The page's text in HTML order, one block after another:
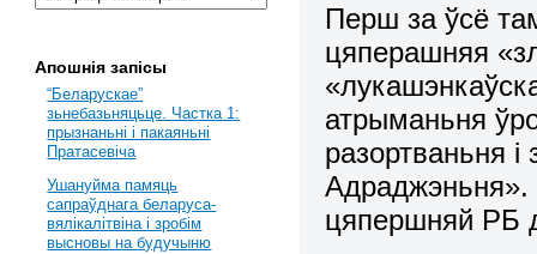
Перш за ўсё
цяперашняя
атрыманьня
разортваньня і
Адраджэньня».
цяпершняй РБ
Апошнія запісы
“Беларускае”
зьнебазьняцьце. Частка 1:
прызнаньні і пакаяньні
Пратасевіча
Ушануйма памяць
сапраўднага беларуса-
вялікалітвіна і зробім
высновы на будучыню